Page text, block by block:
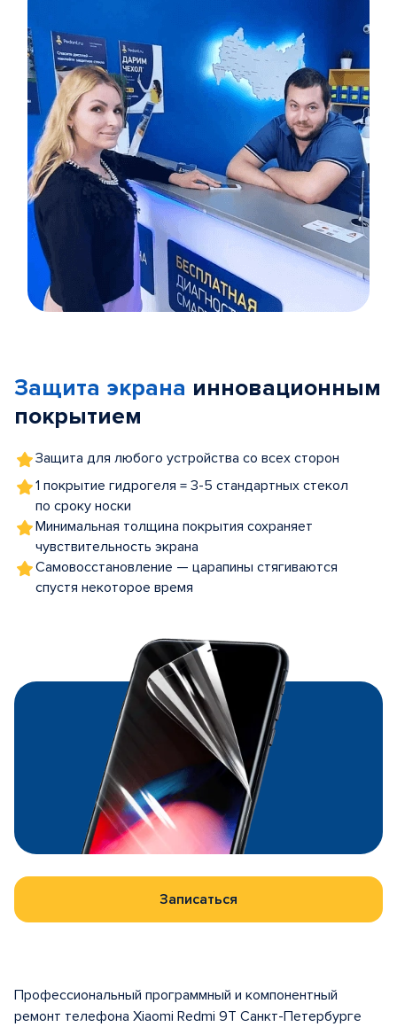
5
Защита экрана инновационным
покрытием
Защита для любого устройства со всех сторон
1 покрытие гидрогеля = 3-5 стандартных стекол
по сроку носки
Минимальная толщина покрытия сохраняет
чувствительность экрана
Самовосстановление — царапины стягиваются
спустя некоторое время
Записаться
Профессиональный программный и компонентный
ремонт телефона Xiaomi Redmi 9T Санкт-Петербурге